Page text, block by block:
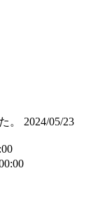
。
2024/05/23